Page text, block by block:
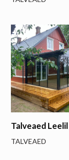
Talveaed Leelil
TALVEAED